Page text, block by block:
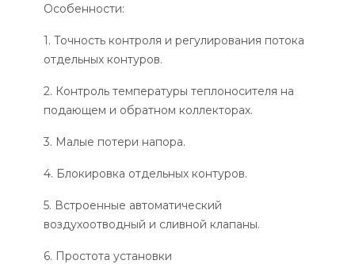
Особенности:
1. Точность контроля и регулирования потока
отдельных контуров.
2. Контроль температуры теплоносителя на
подающем и обратном коллекторах.
3. Малые потери напора.
4. Блокировка отдельных контуров.
5. Встроенные автоматический
воздухоотводный и сливной клапаны.
6. Простота установки